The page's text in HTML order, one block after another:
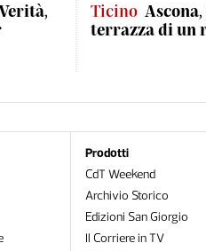
Ticino
terrazza di un
Prodotti
CdT Weekend
Archivio Storico
Edizioni San Giorgio
Il Corriere in TV